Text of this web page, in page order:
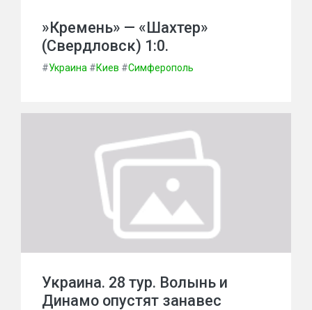
»Кремень» — «Шахтер»
(Свердловск) 1:0.
#Украина #Киев #Симферополь
Украина. 28 тур. Волынь и
Динамо опустят занавес